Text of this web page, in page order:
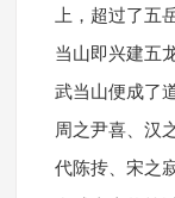
上，超过了五
当山即兴建五
武当山便成了
周之尹喜、汉
代陈抟、宋之